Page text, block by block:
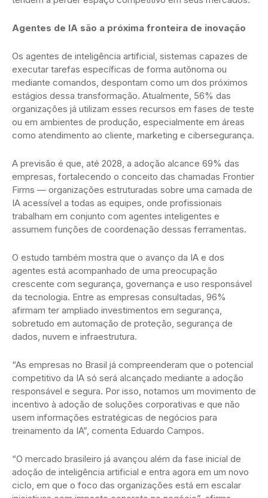
Agentes de IA são a próxima fronteira de inovação
Os agentes de inteligência artificial, sistemas capazes de
executar tarefas específicas de forma autônoma ou
mediante comandos, despontam como um dos próximos
estágios dessa transformação. Atualmente, 56% das
organizações já utilizam esses recursos em fases de teste
ou em ambientes de produção, especialmente em áreas
como atendimento ao cliente, marketing e cibersegurança.
A previsão é que, até 2028, a adoção alcance 69% das
empresas, fortalecendo o conceito das chamadas Frontier
Firms — organizações estruturadas sobre uma camada de
IA acessível a todas as equipes, onde profissionais
trabalham em conjunto com agentes inteligentes e
assumem funções de coordenação dessas ferramentas.
O estudo também mostra que o avanço da IA e dos
agentes está acompanhado de uma preocupação
crescente com segurança, governança e uso responsável
da tecnologia. Entre as empresas consultadas, 96%
afirmam ter ampliado investimentos em segurança,
sobretudo em automação de proteção, segurança de
dados, nuvem e infraestrutura.
“As empresas no Brasil já compreenderam que o potencial
competitivo da IA só será alcançado mediante a adoção
responsável e segura. Por isso, notamos um movimento de
incentivo à adoção de soluções corporativas e que não
usem informações estratégicas de negócios para
treinamento da IA”, comenta Eduardo Campos.
“O mercado brasileiro já avançou além da fase inicial de
adoção de inteligência artificial e entra agora em um novo
ciclo, em que o foco das organizações está em escalar